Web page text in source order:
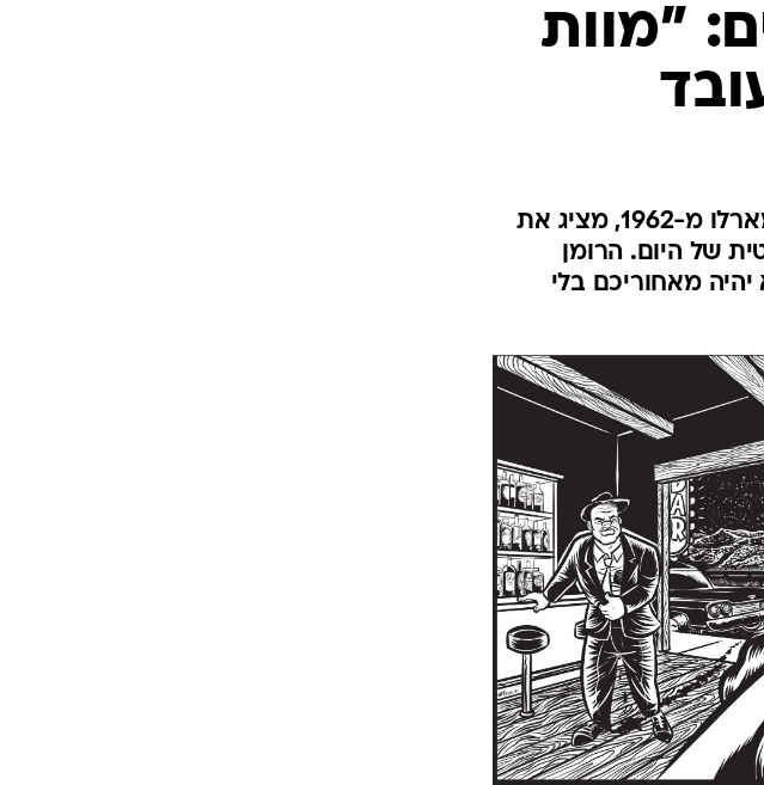
"מוות
התרגום העברי חדש לספר המסע הקטלני והמדמם של דן ג' מארלו מ-1962, מציג את
של היום. הרומן
מאחוריכם בלי